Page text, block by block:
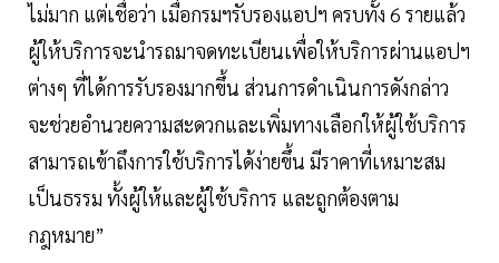
ไม่มาก แต่เชื่อว่า เมื่อกรมฯรับรองแอปฯ ครบทั้ง 6 รายแล้ว
ผู้ให้บริการจะนำรถมาจดทะเบียนเพื่อให้บริการผ่านแอปฯ
ต่างๆ ที่ได้การรับรองมากขึ้น ส่วนการดำเนินการดังกล่าว
จะช่วยอำนวยความสะดวกและเพิ่มทางเลือกให้ผู้ใช้บริการ
สามารถเข้าถึงการใช้บริการได้ง่ายขึ้น มีราคาที่เหมาะสม
เป็นธรรม ทั้งผู้ให้และผู้ใช้บริการ และถูกต้องตาม
กฎหมาย”